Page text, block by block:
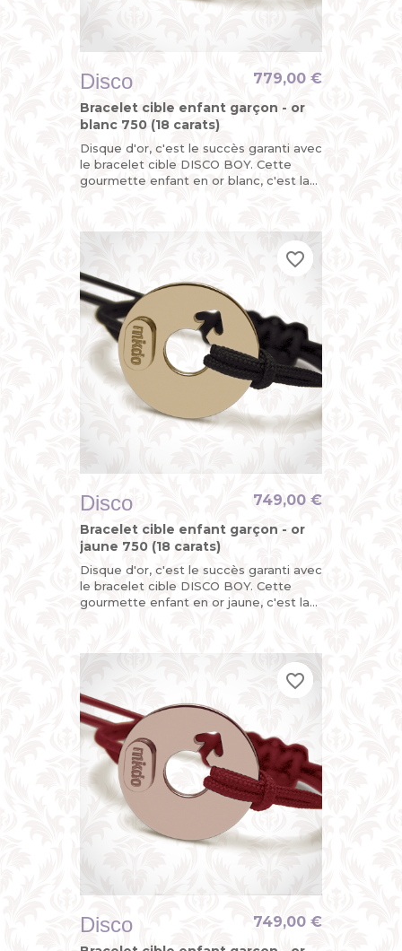
Disco
Bracelet cible enfant garçon - or
blanc 750 (18 carats)
Disque d'or, c'est le succès garanti avec
le bracelet cible DISCO BOY. Cette
gourmette enfant en or blanc, c'est la
779,00 €
Disco
Bracelet cible enfant garçon - or
jaune 750 (18 carats)
Disque d'or, c'est le succès garanti avec
le bracelet cible DISCO BOY. Cette
gourmette enfant en or jaune, c'est la
749,00 €
favorite_border
favorite_border
favorite_border
Disco 749,00 €
favorite_border
favorite_border
favorite_border